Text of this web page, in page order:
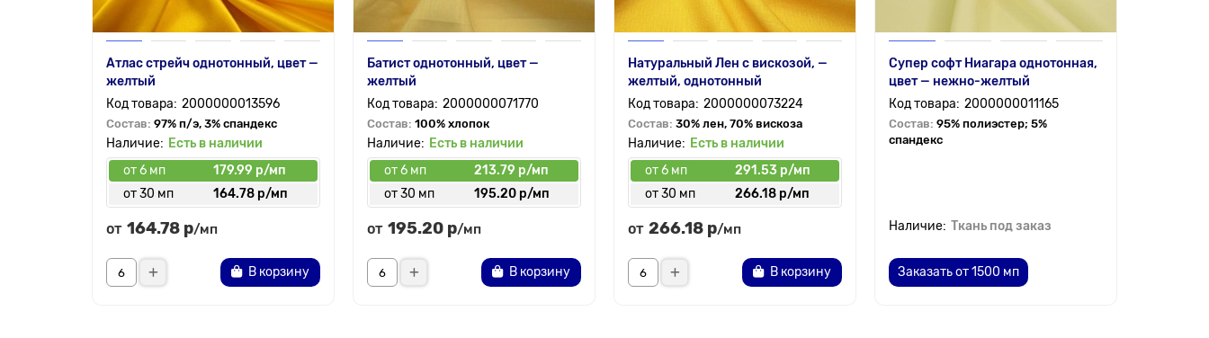
Атлас стрейч однотонный, цвет —
желтый
2000000013596
Состав: 97% п/э, 3% спандекс
Есть в наличии
от 6 мп
179.99 р/мп
от 30 мп
164.78 р/мп
от 164.78 р/мп
В корзину
Батист однотонный, цвет —
желтый
2000000071770
Состав: 100% хлопок
Есть в наличии
от 6 мп
213.79 р/мп
от 30 мп
195.20 р/мп
от 195.20 р/мп
В корзину
Натуральный Лен с вискозой, —
желтый, однотонный
2000000073224
Состав: 30% лен, 70% вискоза
Есть в наличии
от 6 мп
291.53 р/мп
от 30 мп
266.18 р/мп
от 266.18 р/мп
В корзину
Супер софт Ниагара однотонная,
цвет — нежно-желтый
2000000011165
Состав: 95% полиэстер; 5%
спандекс
Ткань под заказ
Заказать от 1500 мп